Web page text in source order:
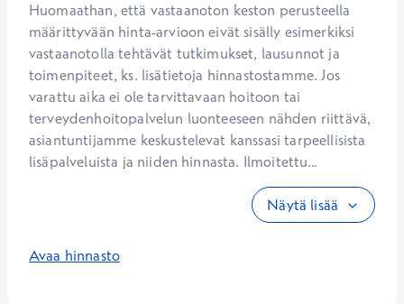
Huomaathan, että vastaanoton keston perusteella
määrittyvään hinta-arvioon eivät sisälly esimerkiksi
vastaanotolla tehtävät tutkimukset, lausunnot ja
toimenpiteet, ks. lisätietoja hinnastostamme. Jos
varattu aika ei ole tarvittavaan hoitoon tai
terveydenhoitopalvelun luonteeseen nähden riittävä,
asiantuntijamme keskustelevat kanssasi tarpeellisista
lisäpalveluista ja niiden hinnasta. Ilmoitettu...
Näytä lisää
Avaa hinnasto